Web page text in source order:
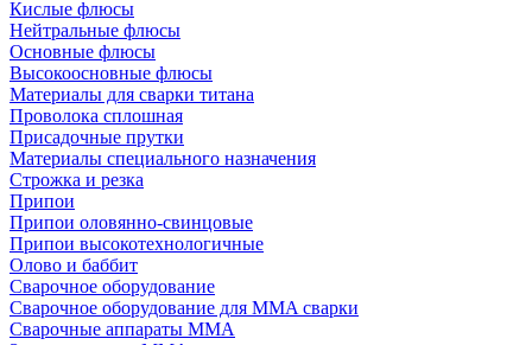
Кислые флюсы
Нейтральные флюсы
Основные флюсы
Высокоосновные флюсы
Материалы для сварки титана
Проволока сплошная
Присадочные прутки
Материалы специального назначения
Строжка и резка
Припои
Припои оловянно-свинцовые
Припои высокотехнологичные
Олово и баббит
Сварочное оборудование
Сварочное оборудование для MMA сварки
Сварочные аппараты MMA